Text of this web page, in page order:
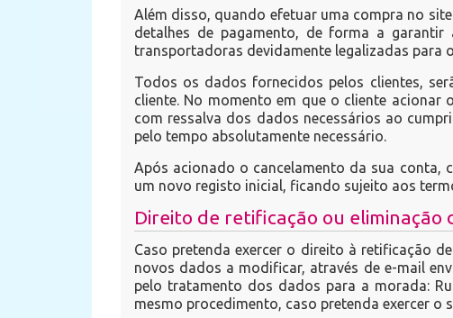
Além disso, quando efetuar uma compra no
detalhes de pagamento, de forma a
transportadoras devidamente legalizadas para
Todos os dados fornecidos pelos clientes,
cliente. No momento em que o cliente acionar
com ressalva dos dados necessários ao
pelo tempo absolutamente necessário.
Após acionado o cancelamento da sua conta,
um novo registo inicial, ficando sujeito aos
Direito de retificação ou eliminação
Caso pretenda exercer o direito à retificação
novos dados a modificar, através de e-mail
pelo tratamento dos dados para a morada:
mesmo procedimento, caso pretenda exercer o